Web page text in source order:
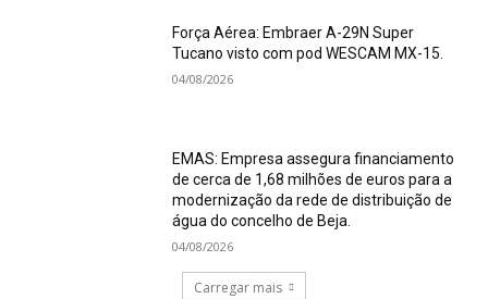
Força Aérea: Embraer A-29N Super
Tucano visto com pod WESCAM MX-15.
04/08/2026
EMAS: Empresa assegura financiamento
de cerca de 1,68 milhões de euros para a
modernização da rede de distribuição de
água do concelho de Beja.
04/08/2026
Carregar mais